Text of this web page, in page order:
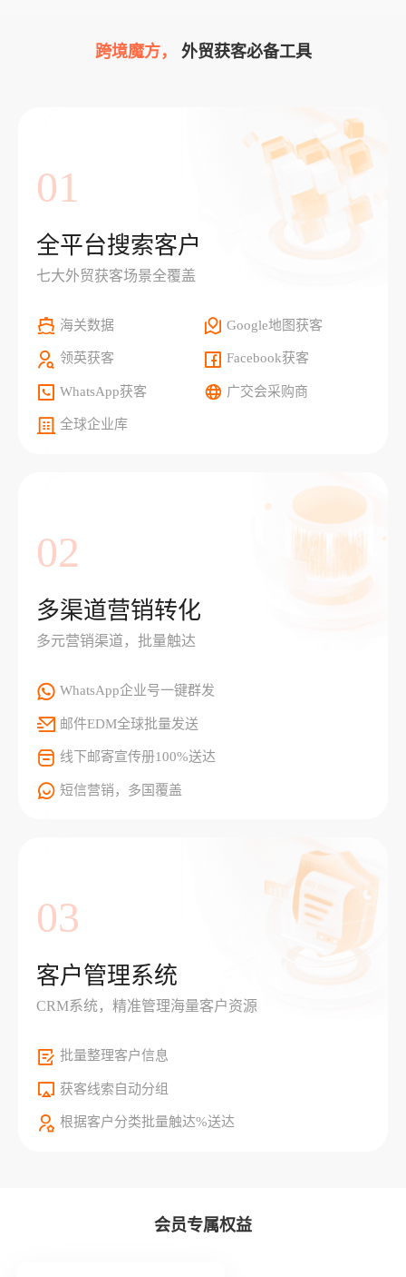
跨境魔方， 外贸获客必备工具
01
全平台搜索客户
七大外贸获客场景全覆盖
海关数据 Google地图获客
领英获客 Facebook获客
WhatsApp获客 广交会采购商
全球企业库
02
多渠道营销转化
多元营销渠道，批量触达
WhatsApp企业号一键群发
邮件EDM全球批量发送
线下邮寄宣传册100%送达
短信营销，多国覆盖
03
客户管理系统
CRM系统，精准管理海量客户资源
批量整理客户信息
获客线索自动分组
根据客户分类批量触达%送达
会员专属权益